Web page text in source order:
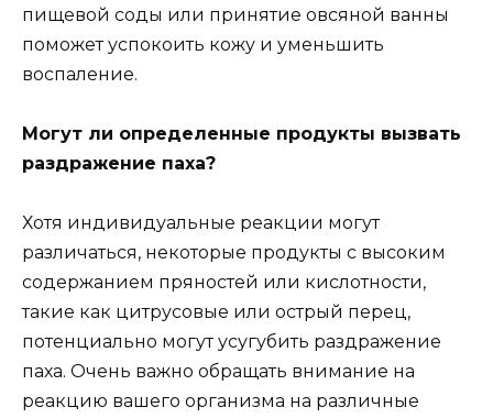
пищевой соды или принятие овсяной ванны
поможет успокоить кожу и уменьшить
воспаление.
Могут ли определенные продукты вызвать
раздражение паха?
Хотя индивидуальные реакции могут
различаться, некоторые продукты с высоким
содержанием пряностей или кислотности,
такие как цитрусовые или острый перец,
потенциально могут усугубить раздражение
паха. Очень важно обращать внимание на
реакцию вашего организма на различные